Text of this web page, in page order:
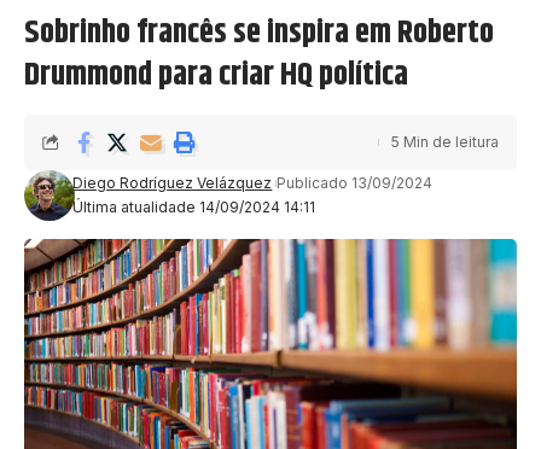
Sobrinho francês se inspira em Roberto
Drummond para criar HQ política
Última atualidade 14/09/2024 14:11
Diego Rodríguez Velázquez Publicado 13/09/2024
5 Min de leitura